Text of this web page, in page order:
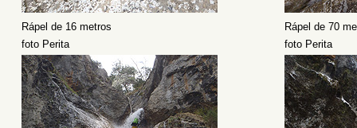
Rápel de 16 metros
Rápel de 70
foto Perita
foto Perita